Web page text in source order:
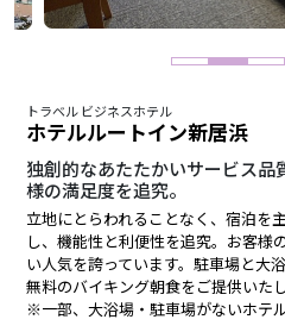
トラベル ビジネスホテル
ホテルルートイン新居浜
独創的なあたたかいサービス品
様の満足度を追究。
立地にとらわれることなく、宿泊を
し、機能性と利便性を追究。お客様
い人気を誇っています。駐車場と大
無料のバイキング朝食をご提供いたし
※一部、大浴場・駐車場がないホテ